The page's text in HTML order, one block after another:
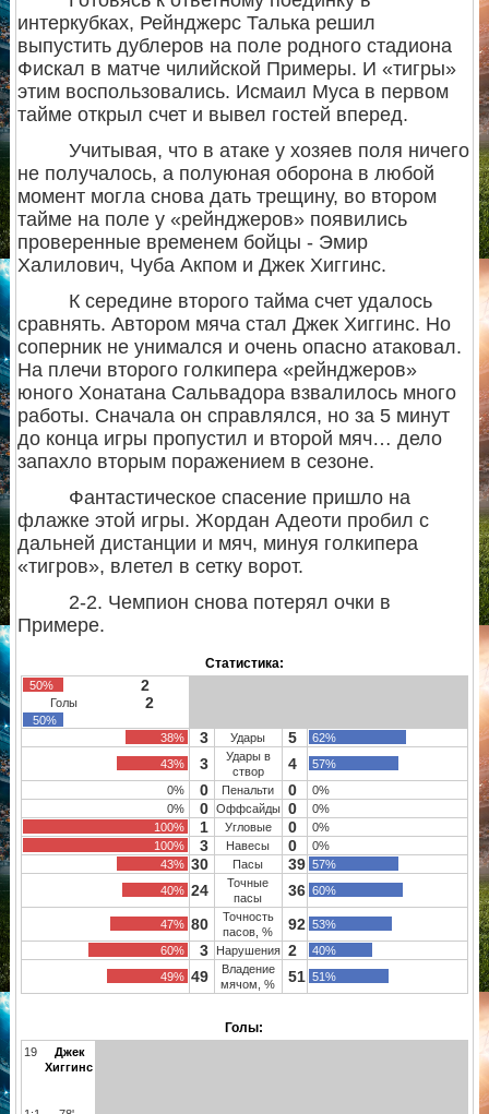
интеркубках, Рейнджерс Талька решил
выпустить дублеров на поле родного стадиона
Фискал в матче чилийской Примеры. И «тигры»
этим воспользовались. Исмаил Муса в первом
тайме открыл счет и вывел гостей вперед.
Учитывая, что в атаке у хозяев поля ничего
не получалось, а полуюная оборона в любой
момент могла снова дать трещину, во втором
тайме на поле у «рейнджеров» появились
проверенные временем бойцы - Эмир
Халилович, Чуба Акпом и Джек Хиггинс.
К середине второго тайма счет удалось
сравнять. Автором мяча стал Джек Хиггинс. Но
соперник не унимался и очень опасно атаковал.
На плечи второго голкипера «рейнджеров»
юного Хонатана Сальвадора взвалилось много
работы. Сначала он справлялся, но за 5 минут
до конца игры пропустил и второй мяч… дело
запахло вторым поражением в сезоне.
Фантастическое спасение пришло на
флажке этой игры. Жордан Адеоти пробил с
дальней дистанции и мяч, минуя голкипера
«тигров», влетел в сетку ворот.
2-2. Чемпион снова потерял очки в
Примере.
Статистика:
50% 2
Голы 2
50%
38%
3 Удары 5
62%
43%
3
Удары в
створ
4
57%
0%
0 Пенальти 0
0%
0%
0 Оффсайды 0
0%
100%
1 Угловые 0
0%
100%
3 Навесы 0
0%
43% 30 Пасы 39 57%
40% 24
Точные
пасы
36 60%
47% 80
Точность
пасов, %
92 53%
60%
3 Нарушения 2
40%
49% 49
Владение
мячом, %
51 51%
Голы:
19
Джек
Хиггинс